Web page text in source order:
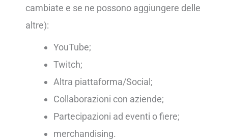
cambiate e se ne possono aggiungere delle
altre):
YouTube;
Twitch;
Altra piattaforma/Social;
Collaborazioni con aziende;
Partecipazioni ad eventi o fiere;
merchandising.